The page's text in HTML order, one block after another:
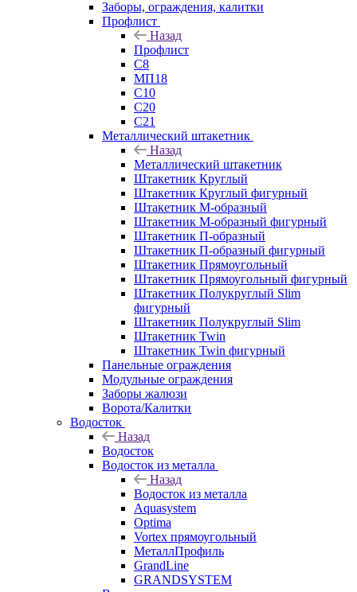
Заборы, ограждения, калитки
Профлист
Назад
Профлист
С8
МП18
С10
С20
С21
Металлический штакетник
Назад
Металлический штакетник
Штакетник Круглый
Штакетник Круглый фигурный
Штакетник М-образный
Штакетник М-образный фигурный
Штакетник П-образный
Штакетник П-образный фигурный
Штакетник Прямоугольный
Штакетник Прямоугольный фигурный
Штакетник Полукруглый Slim
фигурный
Штакетник Полукруглый Slim
Штакетник Twin
Штакетник Twin фигурный
Панельные ограждения
Модульные ограждения
Заборы жалюзи
Ворота/Калитки
Водосток
Назад
Водосток
Водосток из металла
Назад
Водосток из металла
Aquasystem
Optima
Vortex прямоугольный
МеталлПрофиль
GrandLine
GRANDSYSTEM